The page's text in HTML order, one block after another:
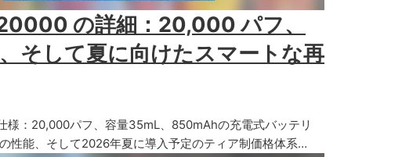
の詳細：20,000 パフ、
そして夏に向けたスマートな再
様：20,000パフ、容量35mL、850mAhの充電式バッテリ
性能、そして2026年夏に導入予定のティア制価格体系…